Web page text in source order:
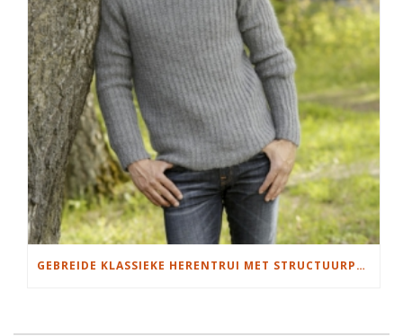
GEBREIDE KLASSIEKE HERENTRUI MET STRUCTUURPATROON